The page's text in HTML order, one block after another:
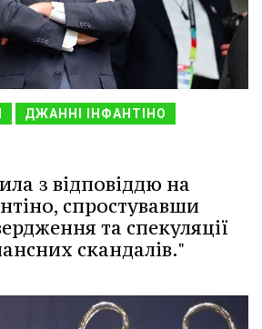
ДЖАННІ ІНФАНТІНО
з відповіддю на
спростувавши
та спекуляції
скандалів."